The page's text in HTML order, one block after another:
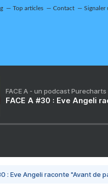
Top articles Contact Signaler
FACE A - un podcast Purecharts
FACE A #30 : Eve Angeli
: Eve Angeli raconte "Avant de